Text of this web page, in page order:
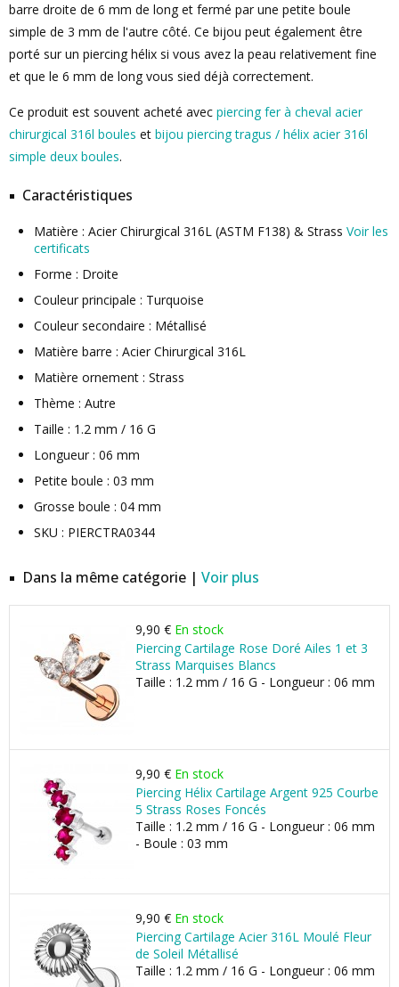
barre droite de 6 mm de long et fermé par une petite boule
simple de 3 mm de l'autre côté. Ce bijou peut également être
porté sur un piercing hélix si vous avez la peau relativement fine
et que le 6 mm de long vous sied déjà correctement.
Ce produit est souvent acheté avec piercing fer à cheval acier
chirurgical 316l boules et bijou piercing tragus / hélix acier 316l
simple deux boules.
Caractéristiques
Matière : Acier Chirurgical 316L (ASTM F138) & Strass Voir les
certificats
Forme : Droite
Couleur principale : Turquoise
Couleur secondaire : Métallisé
Matière barre : Acier Chirurgical 316L
Matière ornement : Strass
Thème : Autre
Taille : 1.2 mm / 16 G
Longueur : 06 mm
Petite boule : 03 mm
Grosse boule : 04 mm
SKU : PIERCTRA0344
Dans la même catégorie | Voir plus
9,90 € En stock
Piercing Cartilage Rose Doré Ailes 1 et 3
Strass Marquises Blancs
Taille : 1.2 mm / 16 G - Longueur : 06 mm
9,90 € En stock
Piercing Hélix Cartilage Argent 925 Courbe
5 Strass Roses Foncés
Taille : 1.2 mm / 16 G - Longueur : 06 mm
- Boule : 03 mm
9,90 € En stock
Piercing Cartilage Acier 316L Moulé Fleur
de Soleil Métallisé
Taille : 1.2 mm / 16 G - Longueur : 06 mm